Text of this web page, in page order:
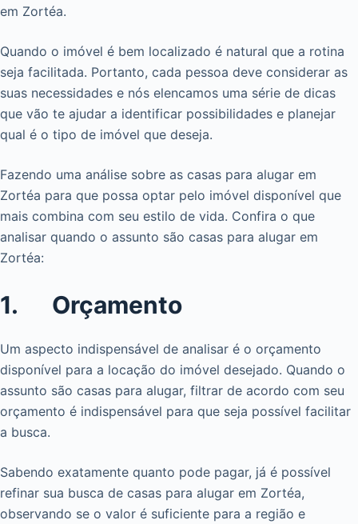
em Zortéa.
Quando o imóvel é bem localizado é natural que a rotina
seja facilitada. Portanto, cada pessoa deve considerar as
suas necessidades e nós elencamos uma série de dicas
que vão te ajudar a identificar possibilidades e planejar
qual é o tipo de imóvel que deseja.
Fazendo uma análise sobre as casas para alugar em
Zortéa para que possa optar pelo imóvel disponível que
mais combina com seu estilo de vida. Confira o que
analisar quando o assunto são casas para alugar em
Zortéa:
1. Orçamento
Um aspecto indispensável de analisar é o orçamento
disponível para a locação do imóvel desejado. Quando o
assunto são casas para alugar, filtrar de acordo com seu
orçamento é indispensável para que seja possível facilitar
a busca.
Sabendo exatamente quanto pode pagar, já é possível
refinar sua busca de casas para alugar em Zortéa,
observando se o valor é suficiente para a região e